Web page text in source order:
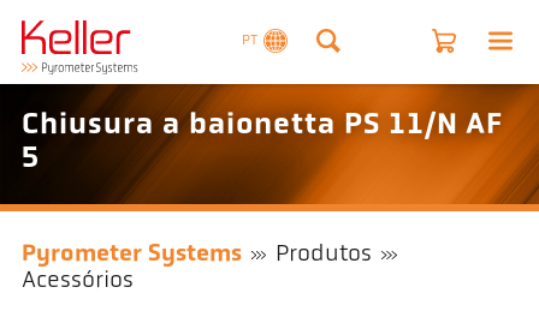
PT
Chiusura a baionetta PS 11/N AF
5
Pyrometer Systems
Produtos
Acessórios